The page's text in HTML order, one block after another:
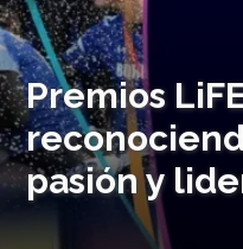
Premios
pasión y